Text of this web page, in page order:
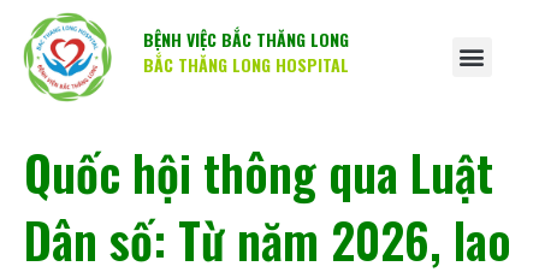
BỆNH VIỆC BẮC THĂNG LONG
BẮC THĂNG LONG HOSPITAL
Quốc hội thông qua Luật
Dân số: Từ năm 2026, lao